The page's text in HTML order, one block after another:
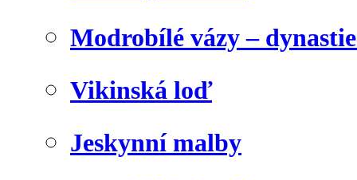
Modrobílé vázy –
Vikinská loď
Jeskynní malby